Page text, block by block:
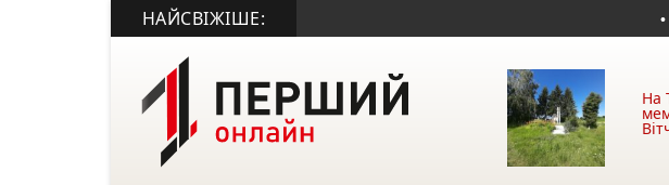
НАЙСВІЖІШЕ: • У
На